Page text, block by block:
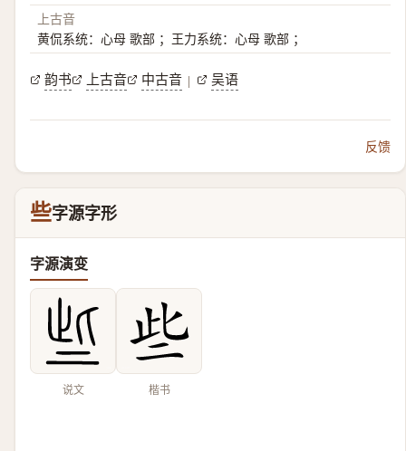
上古音
黄侃系统：心母 歌部 ；王力系统：心母 歌部 ；
韵书 上古音 中古音 | 吴语
反馈
些字源字形
字源演变
说文 楷书